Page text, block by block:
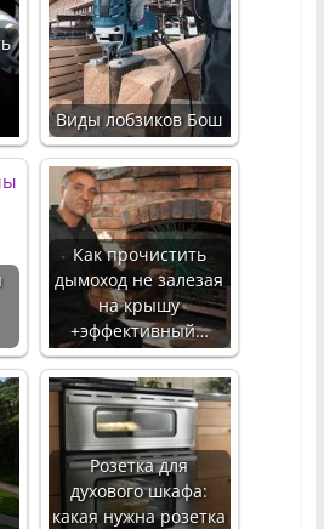
Виды лобзиков Бош
Как прочистить
дымоход не залезая
на крышу
+эффективный…
Розетка для
духового шкафа:
какая нужна розетка